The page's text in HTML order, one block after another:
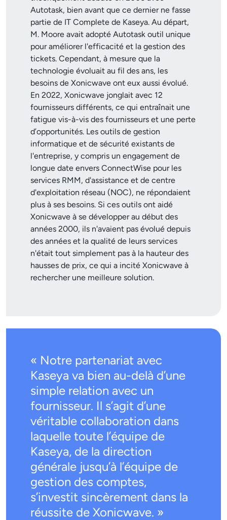
Autotask, bien avant que ce dernier ne fasse
partie de IT Complete de Kaseya. Au départ,
M. Moore avait adopté Autotask outil unique
pour améliorer l'efficacité et la gestion des
tickets. Cependant, à mesure que la
technologie évoluait au fil des ans, les
besoins de Xonicwave ont eux aussi évolué.
En 2022, Xonicwave jonglait avec 12
fournisseurs différents, ce qui entraînait une
fatigue vis-à-vis des fournisseurs et une perte
d’opportunités. Les outils de gestion
informatique et de sécurité existants de
l'entreprise, y compris un engagement de
longue date envers ConnectWise pour les
services RMM, d'assistance et de centre
d'exploitation réseau (NOC), ne répondaient
plus à ses besoins. Si ces outils ont aidé
Xonicwave à se développer au début des
années 2000, ils n'avaient pas évolué depuis
des années et la qualité de leurs services
n'était tout simplement pas à la hauteur des
hausses de prix, ce qui a incité Xonicwave à
rechercher une meilleure solution.
« Notre partenariat avec
Kaseya va bien au-delà d’une
simple relation avec un
fournisseur. Il s’agit d’une
véritable collaboration dans
laquelle toute l’équipe de
Kaseya, de la direction
générale jusqu’à l’équipe de
gestion des comptes,
s’investit sincèrement dans la
réussite de Xonicwave. »